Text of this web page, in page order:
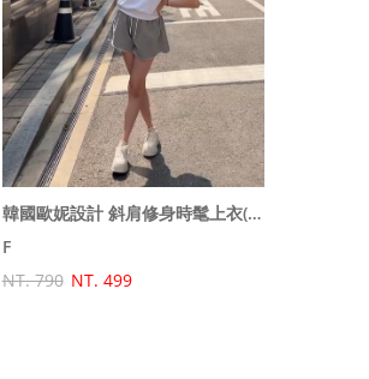
韓國歐妮設計 斜肩修身時髦上衣(下擺收緊)
F
NT. 790 NT. 499